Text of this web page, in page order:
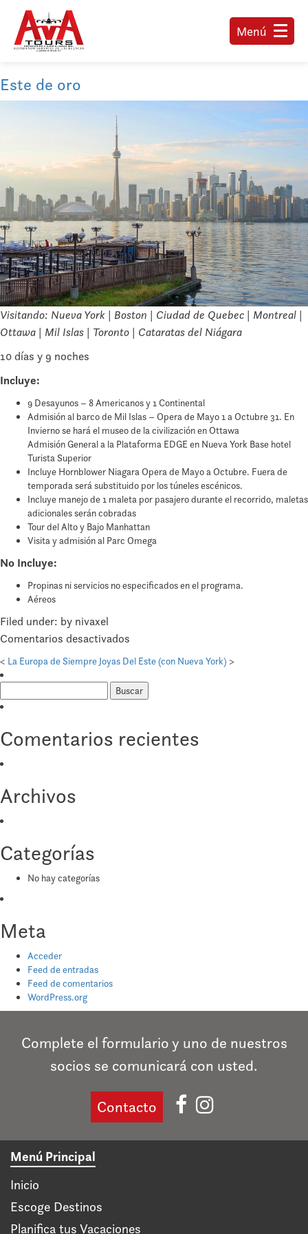
Menú
Este de oro
Visitando: Nueva York | Boston | Ciudad de Quebec | Montreal |
Ottawa | Mil Islas | Toronto | Cataratas del Niágara
10 días y 9 noches
Incluye:
9 Desayunos – 8 Americanos y 1 Continental
Admisión al barco de Mil Islas – Opera de Mayo 1 a Octubre 31. En
Invierno se hará el museo de la civilización en Ottawa
Admisión General a la Plataforma EDGE en Nueva York Base hotel
Turista Superior
Incluye Hornblower Niagara Opera de Mayo a Octubre. Fuera de
temporada será substituido por los túneles escénicos.
Incluye manejo de 1 maleta por pasajero durante el recorrido, maletas
adicionales serán cobradas
Tour del Alto y Bajo Manhattan
Visita y admisión al Parc Omega
No Incluye:
Propinas ni servicios no especificados en el programa.
Aéreos
Filed under: by nivaxel
Comentarios desactivados
Este
oro
< La Europa de Siempre Joyas Del Este (con Nueva York) >
Comentarios recientes
Archivos
Categorías
No hay categorías
Meta
Acceder
Feed de entradas
Feed de comentarios
WordPress.org
Complete el formulario y uno de nuestros
socios se comunicará con usted.
Contacto
Menú Principal
Inicio
Escoge Destinos
Planifica tus Vacaciones